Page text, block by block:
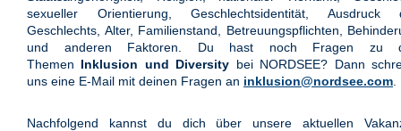
sexueller Orientierung, Geschlechtsidentität, Ausdruck
Geschlechts, Alter, Familienstand, Betreuungspflichten,
und anderen Faktoren. Du hast noch Fragen zu
Themen Inklusion und Diversity bei NORDSEE? Dann
uns eine E-Mail mit deinen Fragen an inklusion@nordsee.com
Nachfolgend kannst du dich über unsere aktuellen